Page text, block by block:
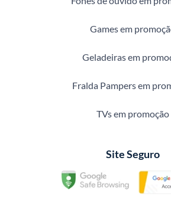
Games em
Geladeiras em
Fralda Pampers em
TVs em promoção
Site Seguro